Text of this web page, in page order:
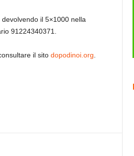
il 5×1000 nella
91224340371.
il sito dopodinoi.org